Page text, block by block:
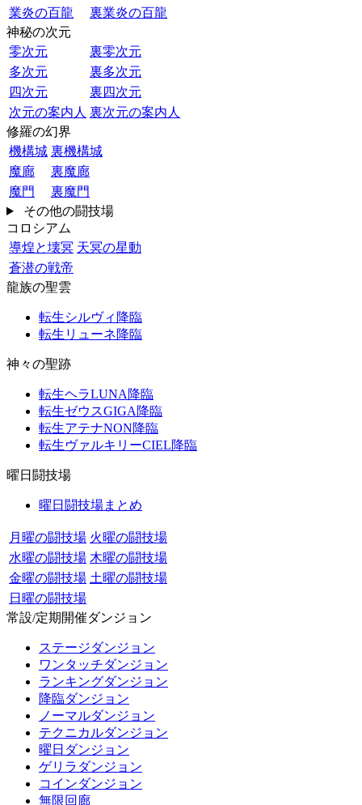
業炎の百龍
裏業炎の百龍
神秘の次元
零次元
裏零次元
多次元
裏多次元
四次元
裏四次元
次元の案内人 裏次元の案内人
修羅の幻界
機構城 裏機構城
魔廊
裏魔廊
魔門
裏魔門
その他の闘技場
コロシアム
導煌と壊冥 天冥の星動
蒼潜の戦帝
龍族の聖雲
転生シルヴィ降臨
転生リューネ降臨
神々の聖跡
転生ヘラLUNA降臨
転生ゼウスGIGA降臨
転生アテナNON降臨
転生ヴァルキリーCIEL降臨
曜日闘技場
曜日闘技場まとめ
月曜の闘技場 火曜の闘技場
水曜の闘技場 木曜の闘技場
金曜の闘技場 土曜の闘技場
日曜の闘技場
常設/定期開催ダンジョン
ステージダンジョン
ワンタッチダンジョン
ランキングダンジョン
降臨ダンジョン
ノーマルダンジョン
テクニカルダンジョン
曜日ダンジョン
ゲリラダンジョン
コインダンジョン
無限回廊